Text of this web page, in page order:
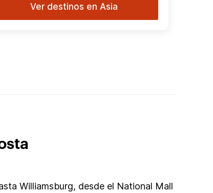
Ver destinos en Asia
Williamsburg, desde el National Mall